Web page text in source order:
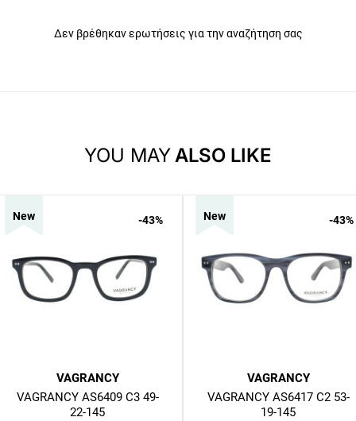
Δεν βρέθηκαν ερωτήσεις για την αναζήτηση σας
YOU MAYALSO LIKE
VAGRANCY
VAGRANCY AS6409 C3 49-
22-145
New -43%
VAGRANCY
VAGRANCY AS6417 C2 53-
19-145
New -43%